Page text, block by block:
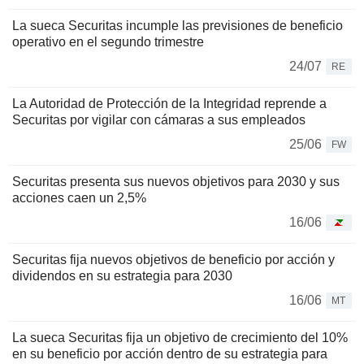
La sueca Securitas incumple las previsiones de beneficio
operativo en el segundo trimestre
24/07
RE
La Autoridad de Protección de la Integridad reprende a
Securitas por vigilar con cámaras a sus empleados
25/06
FW
Securitas presenta sus nuevos objetivos para 2030 y sus
acciones caen un 2,5%
16/06
Securitas fija nuevos objetivos de beneficio por acción y
dividendos en su estrategia para 2030
16/06
MT
La sueca Securitas fija un objetivo de crecimiento del 10%
en su beneficio por acción dentro de su estrategia para